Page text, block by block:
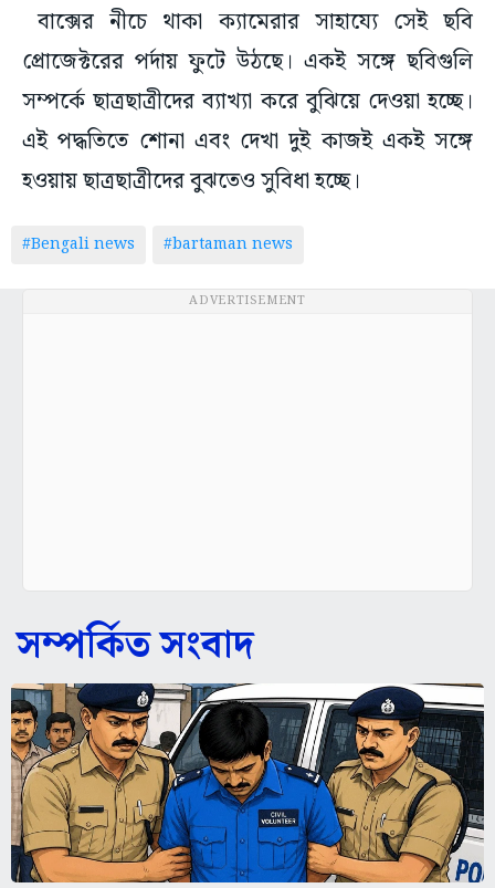
বাক্সের নীচে থাকা ক্যামেরার সাহায্যে সেই ছবি
প্রোজেক্টরের পর্দায় ফুটে উঠছে। একই সঙ্গে ছবিগুলি
সম্পর্কে ছাত্রছাত্রীদের ব্যাখ্যা করে বুঝিয়ে দেওয়া হচ্ছে।
এই পদ্ধতিতে শোনা এবং দেখা দুই কাজই একই সঙ্গে
হওয়ায় ছাত্রছাত্রীদের বুঝতেও সুবিধা হচ্ছে।
#Bengali news #bartaman news
ADVERTISEMENT
সম্পর্কিত সংবাদ